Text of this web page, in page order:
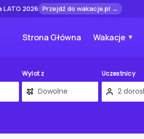
LATO 2026 Przejdź do wakacje.pl →
Strona Główna Wakacje
Wylot z Uczestnicy